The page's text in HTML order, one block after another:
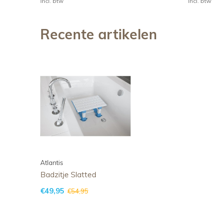
Recente artikelen
Atlantis
Badzitje Slatted
€49,95 €54,95